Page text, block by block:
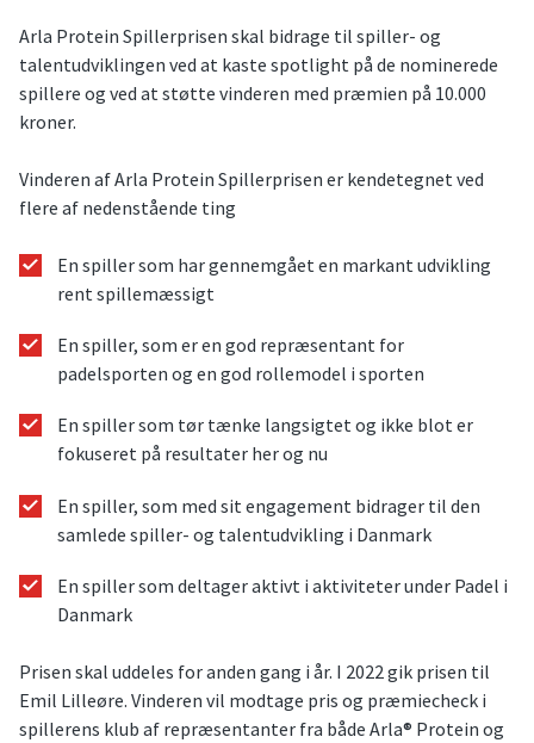
Arla Protein Spillerprisen skal bidrage til spiller- og
talentudviklingen ved at kaste spotlight på de nominerede
spillere og ved at støtte vinderen med præmien på 10.000
kroner.
Vinderen af Arla Protein Spillerprisen er kendetegnet ved
flere af nedenstående ting
En spiller som har gennemgået en markant udvikling
rent spillemæssigt
En spiller, som er en god repræsentant for
padelsporten og en god rollemodel i sporten
En spiller som tør tænke langsigtet og ikke blot er
fokuseret på resultater her og nu
En spiller, som med sit engagement bidrager til den
samlede spiller- og talentudvikling i Danmark
En spiller som deltager aktivt i aktiviteter under Padel i
Danmark
Prisen skal uddeles for anden gang i år. I 2022 gik prisen til
Emil Lilleøre. Vinderen vil modtage pris og præmiecheck i
spillerens klub af repræsentanter fra både Arla® Protein og